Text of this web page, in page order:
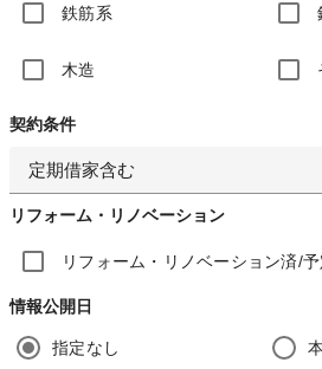
鉄筋系
木造
契約条件
定期借家含む
リフォーム・リノベーション
リフォーム・リノベーション済/
情報公開日
指定なし